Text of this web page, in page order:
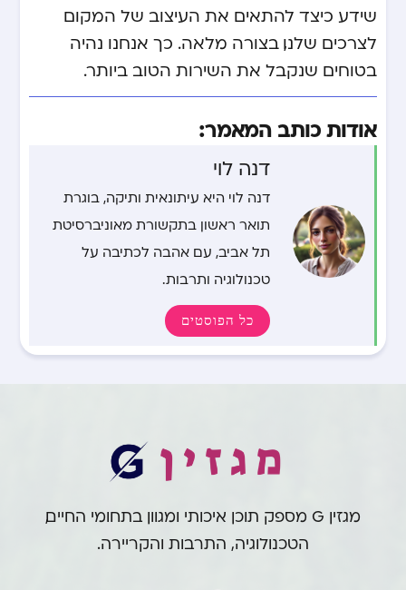
שידע כיצד להתאים את העיצוב של המקום
לצרכים שלנו, בצורה מלאה. כך אנחנו נהיה
בטוחים שנקבל את השירות הטוב ביותר.
אודות כותב המאמר:
דנה לוי
דנה לוי היא עיתונאית ותיקה, בוגרת
תואר ראשון בתקשורת מאוניברסיטת
תל אביב, עם אהבה לכתיבה על
טכנולוגיה ותרבות.
כל הפוסטים
מגזין G מספק תוכן איכותי ומגוון בתחומי החיים,
הטכנולוגיה, התרבות והקריירה.